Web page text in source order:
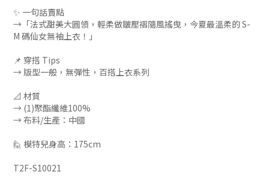
✨ 一句話賣點
→「法式甜美大圓領，輕柔做皺壓褶隨風搖曳，今夏最溫柔的 S-
M 碼仙女無袖上衣！」
📌 穿搭 Tips
→ 版型一般，無彈性，百搭上衣系列
📐 材質
→ (1)聚酯纖維100%
→ 布料/生產：中國
🙋 模特兒身高：175cm
T2F-S10021